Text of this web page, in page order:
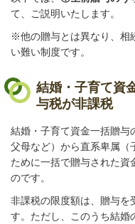
て、ご説明いたします。
※他の贈与とは異なり、相
い難い制度です。
結婚・子育て資
与税が非課税
結婚・子育て資金一括贈与
父母など）から直系卑属（
ために一括で贈与された資
のです。
非課税の限度額は、贈与を
す。ただし、このうち結婚